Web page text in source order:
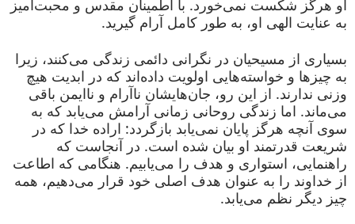
او هرگز شکست نمی‌خورد. با اطمینان مقدس و محبت‌آمیز
به عنایت الهی او، به طور کامل آرام گیرید.
بسیاری از مسیحیان در نگرانی دائمی زندگی می‌کنند، زیرا
به چیزها و خواسته‌هایی اولویت داده‌اند که در ابدیت هیچ
وزنی ندارند. از این رو، جان‌هایشان ناآرام و ناایمن باقی
می‌ماند. اما زندگی روحانی زمانی آرامش می‌یابد که به
سوی آنچه هرگز پایان نمی‌یابد بازگردد: اراده خدا که در
شریعت قدرتمند او بیان شده است. در آنجاست که
راهنمایی، استواری و هدف را می‌یابیم. هنگامی که اطاعت
از خداوند را به عنوان هدف اصلی خود قرار می‌دهیم، همه
چیز دیگر نظم می‌یابد.